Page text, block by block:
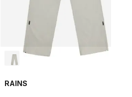
RAINS